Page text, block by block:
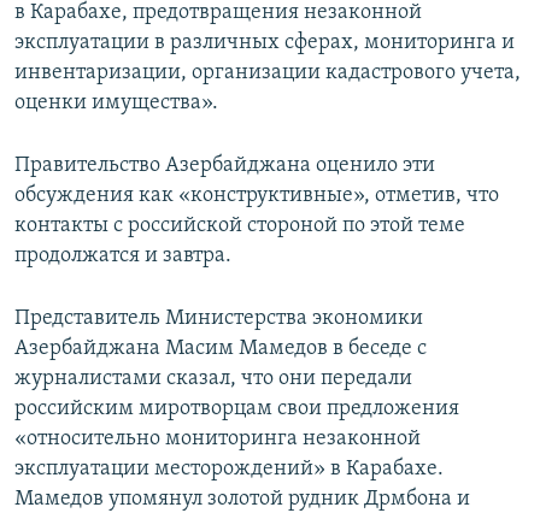
в Карабахе, предотвращения незаконной
эксплуатации в различных сферах, мониторинга и
инвентаризации, организации кадастрового учета,
оценки имущества».
Правительство Азербайджана оценило эти
обсуждения как «конструктивные», отметив, что
контакты с российской стороной по этой теме
продолжатся и завтра.
Представитель Министерства экономики
Азербайджана Масим Мамедов в беседе с
журналистами сказал, что они передали
российским миротворцам свои предложения
«относительно мониторинга незаконной
эксплуатации месторождений» в Карабахе.
Мамедов упомянул золотой рудник Дрмбона и